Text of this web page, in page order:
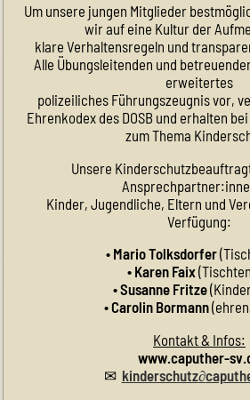
Um unsere jungen Mitglieder
wir auf eine Kultur der
klare Verhaltensregeln und
Alle Übungsleitenden und
erweitertes
polizeiliches Führungszeugnis vor,
Ehrenkodex des DOSB und erhalten
zum Thema
Unsere
Kinder, Jugendliche, Eltern und
Verfügung:
• Mario Tolksdorfer
• Karen Faix
• Susanne Fritze
• Carolin Bormann
Kontakt & Infos:
www.caputher-
✉ kinderschutz∂